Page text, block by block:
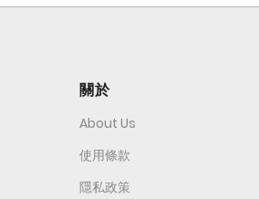
關於
About Us
使用條款
隱私政策